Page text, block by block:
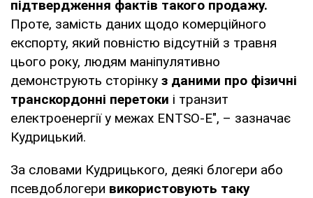
підтвердження фактів такого продажу.
Проте, замість даних щодо комерційного
експорту, який повністю відсутній з травня
цього року, людям маніпулятивно
демонструють сторінку з даними про фізичні
транскордонні перетоки і транзит
електроенергії у межах ENTSO-E", – зазначає
Кудрицький.
За словами Кудрицького, деякі блогери або
псевдоблогери використовують таку